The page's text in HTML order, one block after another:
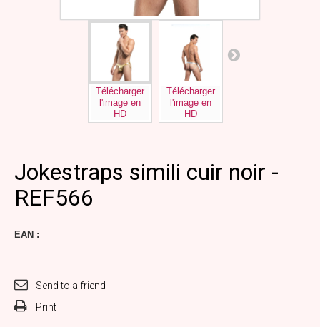
Télécharger
l'image en
HD
Télécharger
l'image en
HD
Jokestraps simili cuir noir -
REF566
EAN :
Send to a friend
Print